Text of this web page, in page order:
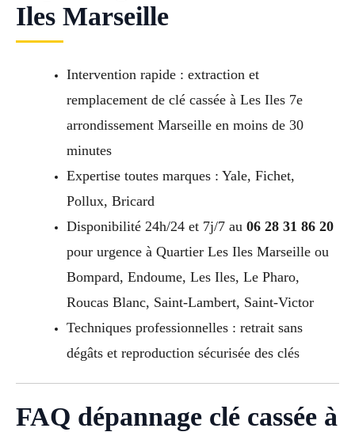
Iles Marseille
Intervention rapide : extraction et
remplacement de clé cassée à Les Iles 7e
arrondissement Marseille en moins de 30
minutes
Expertise toutes marques : Yale, Fichet,
Pollux, Bricard
Disponibilité 24h/24 et 7j/7 au 06 28 31 86 20
pour urgence à Quartier Les Iles Marseille ou
Bompard, Endoume, Les Iles, Le Pharo,
Roucas Blanc, Saint-Lambert, Saint-Victor
Techniques professionnelles : retrait sans
dégâts et reproduction sécurisée des clés
FAQ dépannage clé cassée à